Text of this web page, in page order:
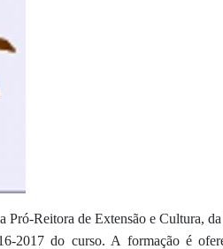
Pró-Reitora de Extensão e Cultura,
2017 do curso. A formação é